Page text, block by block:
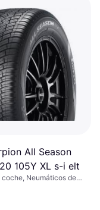
All Season
105Y XL s-i elt
Neumáticos de